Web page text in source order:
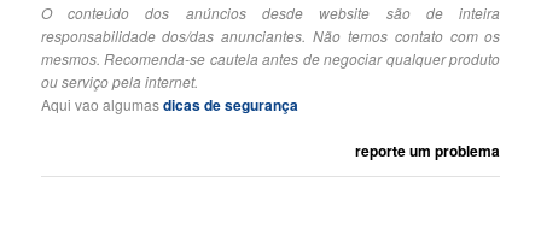
O conteúdo dos anúncios desde website são de inteira
responsabilidade dos/das anunciantes. Não temos contato com os
mesmos. Recomenda-se cautela antes de negociar qualquer produto
ou serviço pela internet.
Aqui vao algumasdicas de segurança
reporte um problema